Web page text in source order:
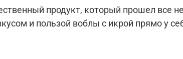
продукт, который прошел все
и пользой воблы с икрой прямо у